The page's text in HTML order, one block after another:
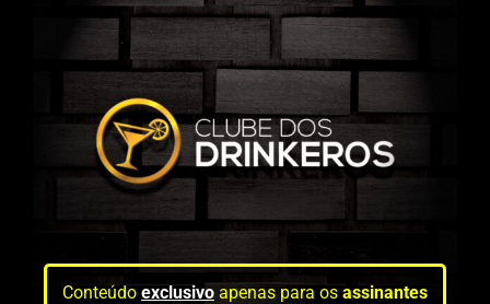
Conteúdo exclusivo apenas para os assinantes